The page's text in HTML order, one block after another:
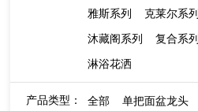
雅斯系列
克莱尔系列
沐藏阁系列
复合系列
淋浴花洒
产品类型： 全部 单把面盆龙头